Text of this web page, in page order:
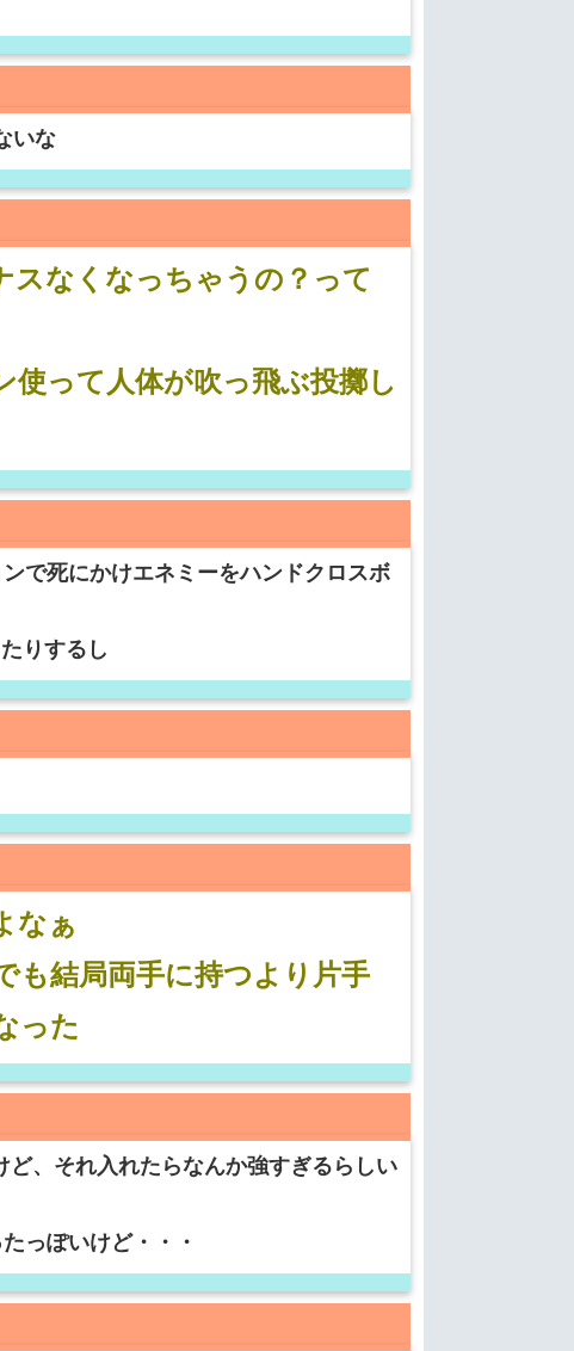
いな
スなくなっちゃうの？って
使って人体が吹っ飛ぶ投擲し
で死にかけエネミーをハンドクロスボ
りするし
なぁ
も結局両手に持つより片手
った
、それ入れたらなんか強すぎるらしい
っぽいけど・・・